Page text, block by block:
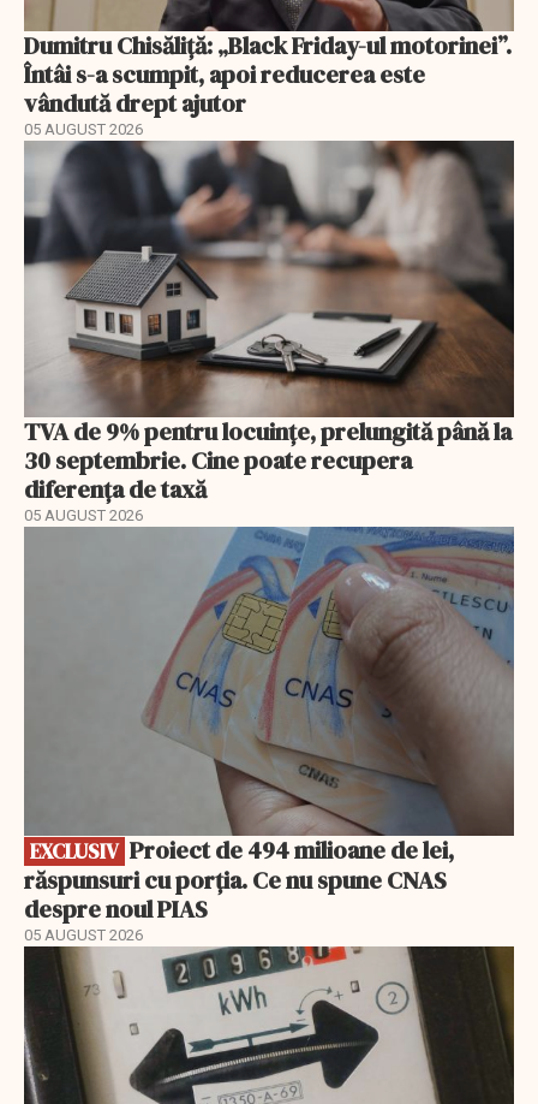
Dumitru Chisăliță: „Black Friday-ul motorinei”.
Întâi s-a scumpit, apoi reducerea este
vândută drept ajutor
05 AUGUST 2026
TVA de 9% pentru locuințe, prelungită până la
30 septembrie. Cine poate recupera
diferența de taxă
05 AUGUST 2026
EXCLUSIV
răspunsuri cu porția. Ce nu spune CNAS
despre noul PIAS
05 AUGUST 2026